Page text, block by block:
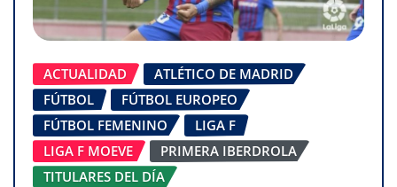
ACTUALIDAD
ATLÉTICO DE MADRID
FÚTBOL
FÚTBOL EUROPEO
FÚTBOL FEMENINO
LIGA F
LIGA F MOEVE
PRIMERA IBERDROLA
TITULARES DEL DÍA